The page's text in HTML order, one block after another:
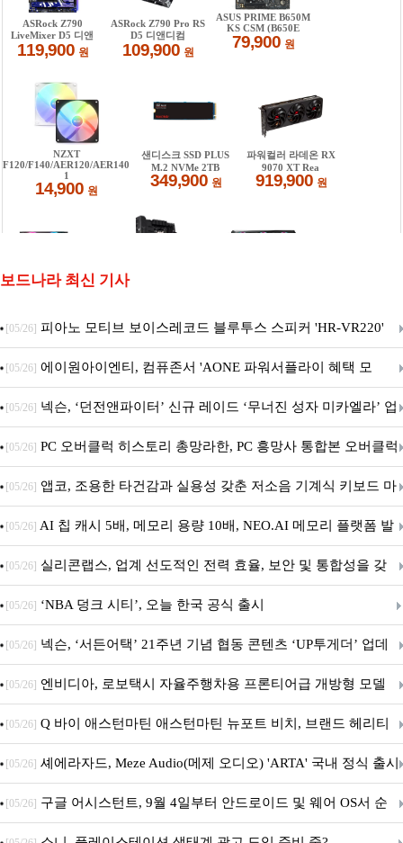
보드나라 최신 기사
[05/26] 피아노 모티브 보이스레코드 블루투스 스피커 'HR-VR220'
출시
[05/26] 에이원아이엔티, 컴퓨존서 'AONE 파워서플라이 혜택 모
음.ZIP' 이벤트 진행
[05/26] 넥슨, ‘던전앤파이터’ 신규 레이드 ‘무너진 성자 미카엘라’ 업
데이트!
[05/26] PC 오버클럭 히스토리 총망라한, PC 흥망사 통합본 오버클럭
특집(1-4편)
[05/26] 앱코, 조용한 타건감과 실용성 갖춘 저소음 기계식 키보드 마
우스 세트 'KM580' 출시
[05/26] AI 칩 캐시 5배, 메모리 용량 10배, NEO.AI 메모리 플랫폼 발
표
[05/26] 실리콘랩스, 업계 선도적인 전력 효율, 보안 및 통합성을 갖
춘 초저전력 블루투스 LE SoC ‘BG2B’ 공개
[05/26] ‘NBA 덩크 시티’, 오늘 한국 공식 출시
[05/26] 넥슨, ‘서든어택’ 21주년 기념 협동 콘텐츠 ‘UP투게더’ 업데
이트
[05/26] 엔비디아, 로보택시 자율주행차용 프론티어급 개방형 모델
‘알파마요 2 슈퍼’ 상업적 이용 가능
[05/26] Q 바이 애스턴마틴 애스턴마틴 뉴포트 비치, 브랜드 헤리티
지 담은 ‘헤리티지 에디션 컬렉션’ 공개
[05/26] 셰에라자드, Meze Audio(메제 오디오) 'ARTA' 국내 정식 출시
[05/26] 구글 어시스턴트, 9월 4일부터 안드로이드 및 웨어 OS서 순